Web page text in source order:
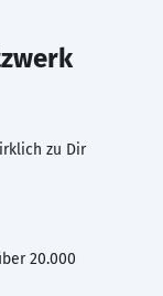
zu Dir
20.000